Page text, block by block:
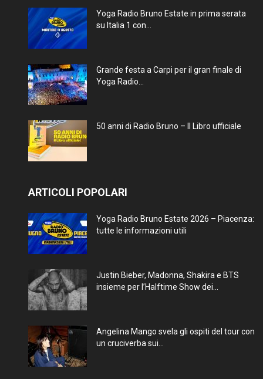
Yoga Radio Bruno Estate in prima serata
su Italia 1 con...
Grande festa a Carpi per il gran finale di
Yoga Radio...
50 anni di Radio Bruno – Il Libro ufficiale
ARTICOLI POPOLARI
Yoga Radio Bruno Estate 2026 – Piacenza:
tutte le informazioni utili
Justin Bieber, Madonna, Shakira e BTS
insieme per l’Halftime Show dei...
Angelina Mango svela gli ospiti del tour con
un cruciverba sui...